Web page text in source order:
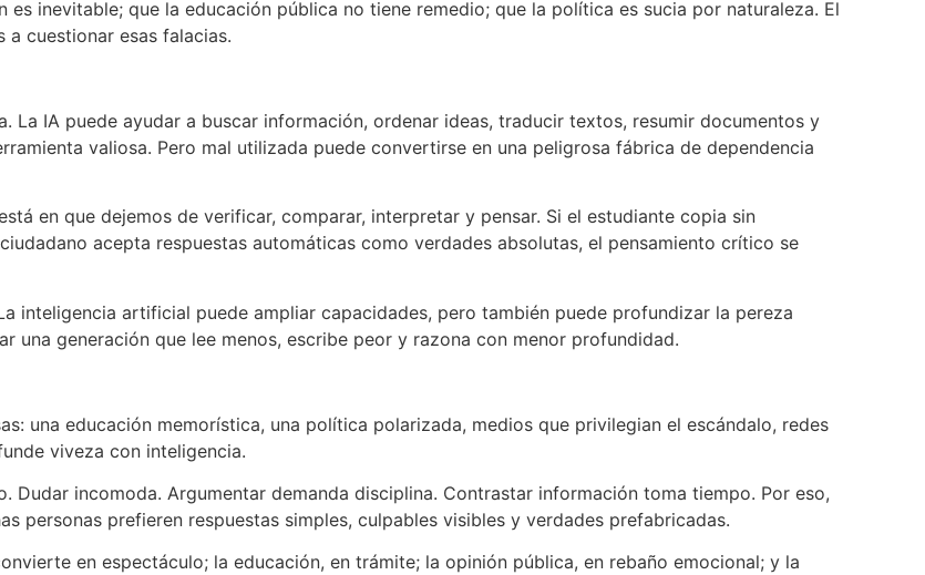
inevitable; que la educación pública no tiene remedio; que la política es sucia por naturaleza. El
cuestionar esas falacias.
IA puede ayudar a buscar información, ordenar ideas, traducir textos, resumir documentos y
valiosa. Pero mal utilizada puede convertirse en una peligrosa fábrica de dependencia
en que dejemos de verificar, comparar, interpretar y pensar. Si el estudiante copia sin
acepta respuestas automáticas como verdades absolutas, el pensamiento crítico se
inteligencia artificial puede ampliar capacidades, pero también puede profundizar la pereza
una generación que lee menos, escribe peor y razona con menor profundidad.
una educación memorística, una política polarizada, medios que privilegian el escándalo, redes
viveza con inteligencia.
Dudar incomoda. Argumentar demanda disciplina. Contrastar información toma tiempo. Por eso,
personas prefieren respuestas simples, culpables visibles y verdades prefabricadas.
en espectáculo; la educación, en trámite; la opinión pública, en rebaño emocional; y la